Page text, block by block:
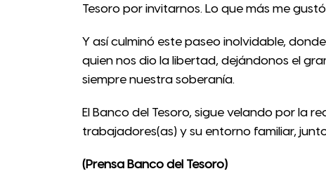
Tesoro por invitarnos. Lo que más me
Y así culminó este paseo inolvidable,
quien nos dio la libertad, dejándonos el
siempre nuestra soberanía.
El Banco del Tesoro, sigue velando por la
trabajadores(as) y su entorno familiar,
(Prensa Banco del Tesoro)